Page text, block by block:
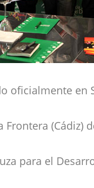
oficialmente en
(Cádiz)
para el